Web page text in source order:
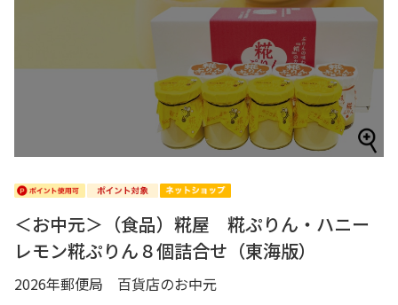
＜お中元＞（食品）糀屋 糀ぷりん・ハニー
レモン糀ぷりん８個詰合せ（東海版）
2026年郵便局 百貨店のお中元